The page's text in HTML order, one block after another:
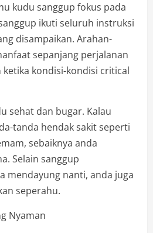
kudu sanggup fokus pada
ikuti seluruh instruksi
disampaikan. Arahan-
sepanjang perjalanan
kondisi-kondisi critical
sehat dan bugar. Kalau
tanda hendak sakit seperti
sebaiknya anda
Selain sanggup
mendayung nanti, anda juga
seperahu.
Nyaman